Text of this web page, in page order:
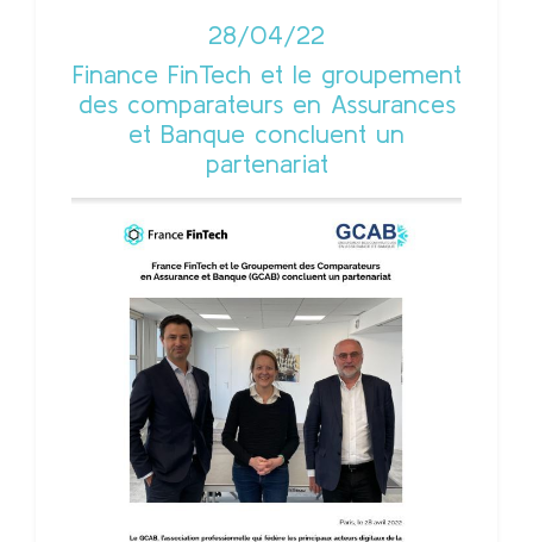
28/04/22
Finance FinTech et le groupement
des comparateurs en Assurances
et Banque concluent un
partenariat